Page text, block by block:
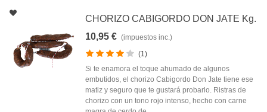
CHORIZO CABIGORDO DON JATE Kg.
10,95 € (impuestos inc.)
(1)
Si te enamora el toque ahumado de algunos
embutidos, el chorizo Cabigordo Don Jate tiene ese
matiz y seguro que te gustará probarlo. Ristras de
chorizo con un tono rojo intenso, hecho con carne